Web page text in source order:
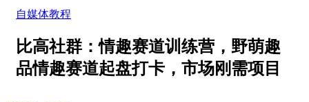
自媒体教程
比高社群：情趣赛道训练营，野萌趣
品情趣赛道起盘打卡，市场刚需项目